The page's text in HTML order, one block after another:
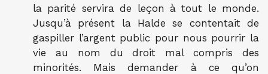
la parité servira de leçon à tout le monde.
Jusqu’à présent la Halde se contentait de
gaspiller l’argent public pour nous pourrir la
vie au nom du droit mal compris des
minorités. Mais demander à ce qu’on